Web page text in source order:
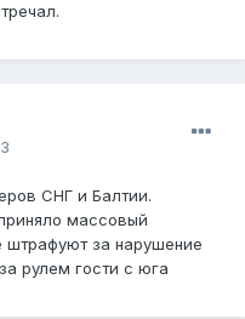
СНГ и Балтии.
массовый
штрафуют за нарушение
рулем гости с юга